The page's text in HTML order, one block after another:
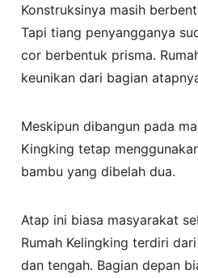
Konstruksinya masih
Tapi tiang penyangganya
cor berbentuk prisma.
keunikan dari bagian
Meskipun dibangun pada
Kingking tetap
bambu yang dibelah dua.
Atap ini biasa masyarakat
Rumah Kelingking terdiri
dan tengah. Bagian depan